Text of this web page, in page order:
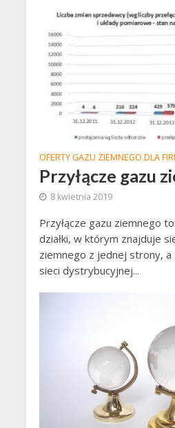
OFERTY GAZU ZIEMNEGO DLA
Przyłącze gazu
8 kwietnia 2019
Przyłącze gazu ziemnego
działki, w którym znajduje
ziemnego z jednej strony,
sieci dystrybucyjnej...